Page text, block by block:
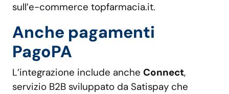
sull’e-commerce topfarmacia.it.
Anche pagamenti
PagoPA
L’integrazione include anche Connect,
servizio B2B sviluppato da Satispay che